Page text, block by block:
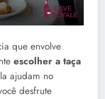
que envolve
escolher a taça
ajudam no
desfrute